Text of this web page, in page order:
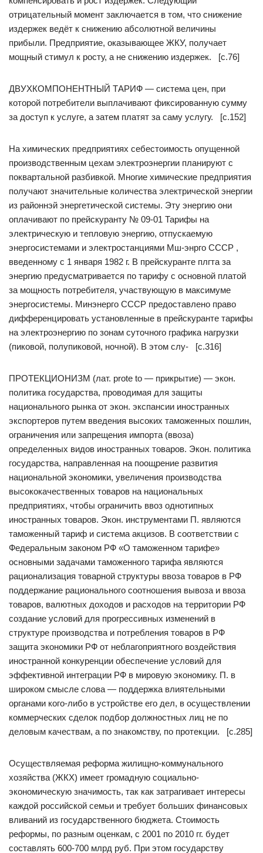
отрицательный момент заключается в том, что снижение
издержек ведёт к снижению абсолютной величины
прибыли. Предприятие, оказывающее ЖКУ, получает
мощный стимул к росту, а не снижению издержек. [c.76]
ДВУХКОМПОНЕНТНЫЙ ТАРИФ — система цен, при
которой потребители выплачивают фиксированную сумму
за доступ к услуге, а затем платят за саму услугу. [c.152]
На химических предприятиях себестоимость опущенной
производственным цехам электроэнергии планируют с
поквартальной разбивкой. Многие химические предприятия
получают значительные количества электрической энергии
из районнэй энергетической системы. Эту энергию они
оплачивают по прейскуранту № 09-01 Тарифы на
электрическую и тепловую энергию, отпускаемую
энергосистемами и электростанциями Мш-энрго СССР ,
введенному с 1 января 1982 г. В прейскуранте плгта за
энергию предусматривается по тарифу с основной платой
за мощность потребителя, участвующую в максимуме
энергосистемы. Минэнерго СССР предоставлено право
дифференцировать установленные в прейскуранте тарифы
на электроэнергию по зонам суточного графика нагрузки
(пиковой, полупиковой, ночной). В этом слу- [c.316]
ПРОТЕКЦИОНИЗМ (лат. prote to — прикрытие) — экон.
политика государства, проводимая для защиты
национального рынка от экон. экспансии иностранных
экспортеров путем введения высоких таможенных пошлин,
ограничения или запрещения импорта (ввоза)
определенных видов иностранных товаров. Экон. политика
государства, направленная на поощрение развития
национальной экономики, увеличения производства
высококачественных товаров на национальных
предприятиях, чтобы ограничить ввоз однотипных
иностранных товаров. Экон. инструментами П. являются
таможенный тариф и система акцизов. В соответствии с
Федеральным законом РФ «О таможенном тарифе»
основными задачами таможенного тарифа являются
рационализация товарной структуры ввоза товаров в РФ
поддержание рационального соотношения вывоза и ввоза
товаров, валютных доходов и расходов на территории РФ
создание условий для прогрессивных изменений в
структуре производства и потребления товаров в РФ
защита экономики РФ от неблагоприятного воздействия
иностранной конкуренции обеспечение условий для
эффективной интеграции РФ в мировую экономику. П. в
широком смысле слова — поддержка влиятельными
органами кого-либо в устройстве его дел, в осуществлении
коммерческих сделок подбор должностных лиц не по
деловым качествам, а по знакомству, по протекции. [c.285]
Осуществляемая реформа жилищно-коммунального
хозяйства (ЖКХ) имеет громадную социально-
экономическую значимость, так как затрагивает интересы
каждой российской семьи и требует больших финансовых
вливаний из государственного бюджета. Стоимость
реформы, по разным оценкам, с 2001 по 2010 гг. будет
составлять 600-700 млрд руб. При этом государству